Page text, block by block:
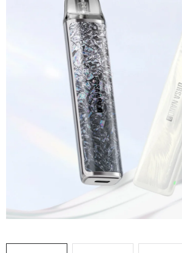
NIKOTINOVÉ SÁČKY
DÁRKOVÉ VOUCHERY
ATOMIZÉRY A CARTRIDGE
BATERIE A NABÍJEČKY
GRIPY & MODY